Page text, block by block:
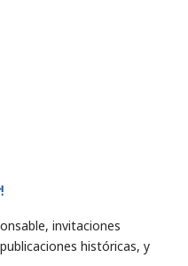
invitaciones
históricas, y